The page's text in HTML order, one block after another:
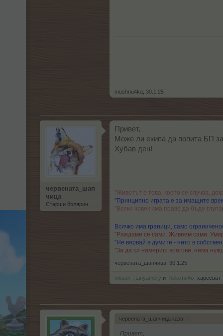
mushnu4ka 30.1.25
червената_шап
чица
Старши болярин
Привет,
Може ли екипа да попита БП
Хубав ден!
"Животът е това, което се случва,
"Принципно играта е за имащите
"Всеки човек има право да бъде
Всичко има граници, само
"Раждаме се сами. Живеем сами.
"Не вярвай в думите - нито в
"За да си намериш врагове, няма
червената_шапчица 30.1.25
-niksan- tanyamery и -helixme4o- харесват
червената_шапчица каза: ↑
Привет,